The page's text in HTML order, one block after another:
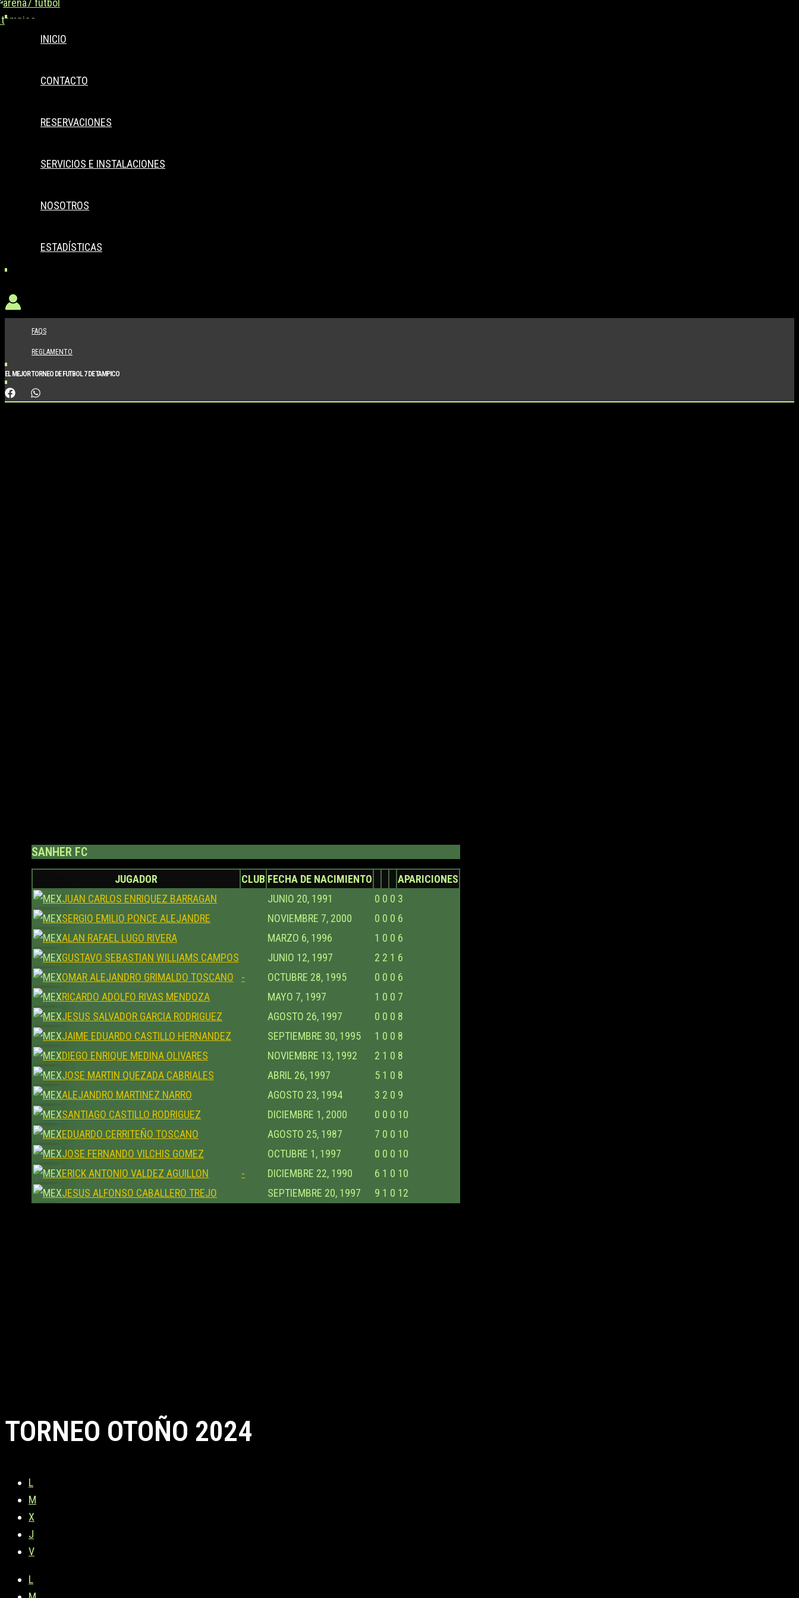
Ir
al
contenidoINICIO
CONTACTO
RESERVACIONES
SERVICIOS E INSTALACIONES
NOSOTROS
ESTADÍSTICAS
FAQS
REGLAMENTO
EL MEJOR TORNEO DE FUTBOL 7 DE TAMPICO
SANHER FC
JUGADOR CLUB FECHA DE NACIMIENTO
APARICIONES
JUAN CARLOS ENRIQUEZ BARRAGAN
JUNIO 20, 1991 0 0 0 3
SERGIO EMILIO PONCE ALEJANDRE
NOVIEMBRE 7, 2000 0 0 0 6
ALAN RAFAEL LUGO RIVERA
MARZO 6, 1996 1 0 0 6
GUSTAVO SEBASTIAN WILLIAMS CAMPOS
JUNIO 12, 1997 2 2 1 6
OMAR ALEJANDRO GRIMALDO TOSCANO
- OCTUBRE 28, 1995 0 0 0 6
RICARDO ADOLFO RIVAS MENDOZA
MAYO 7, 1997 1 0 0 7
JESUS SALVADOR GARCIA RODRIGUEZ
AGOSTO 26, 1997 0 0 0 8
JAIME EDUARDO CASTILLO HERNANDEZ
SEPTIEMBRE 30, 1995 1 0 0 8
DIEGO ENRIQUE MEDINA OLIVARES
NOVIEMBRE 13, 1992 2 1 0 8
JOSE MARTIN QUEZADA CABRIALES
ABRIL 26, 1997 5 1 0 8
ALEJANDRO MARTINEZ NARRO
AGOSTO 23, 1994 3 2 0 9
SANTIAGO CASTILLO RODRIGUEZ
DICIEMBRE 1, 2000 0 0 0 10
EDUARDO CERRITEÑO TOSCANO
AGOSTO 25, 1987 7 0 0 10
JOSE FERNANDO VILCHIS GOMEZ
OCTUBRE 1, 1997 0 0 0 10
ERICK ANTONIO VALDEZ AGUILLON
- DICIEMBRE 22, 1990 6 1 0 10
JESUS ALFONSO CABALLERO TREJO
SEPTIEMBRE 20, 1997 9 1 0 12
TORNEO OTOÑO 2024
L
M
X
J
V
L
Buscar..